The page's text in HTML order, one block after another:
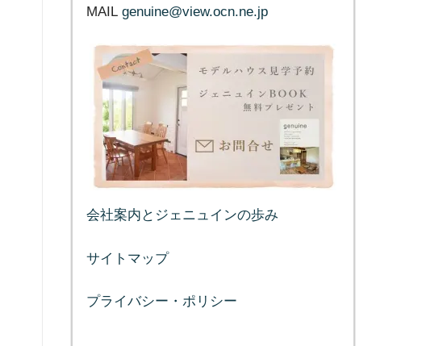
MAIL genuine@view.ocn.ne.jp
会社案内とジェニュインの歩み
サイトマップ
プライバシー・ポリシー